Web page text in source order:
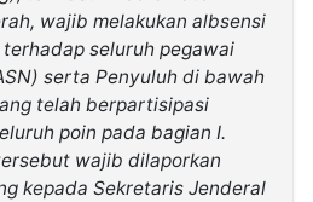
wajib melakukan albsensi
seluruh pegawai
serta Penyuluh di bawah
telah berpartisipasi
poin pada bagian I.
wajib dilaporkan
kepada Sekretaris Jenderal